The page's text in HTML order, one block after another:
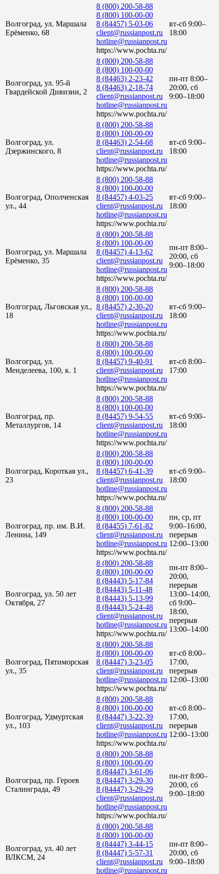
Волгоград, ул. Маршала
Ерёменко, 68
8 (800) 200-58-88
8 (800) 100-00-00
8 (84457) 5-03-06
client@russianpost.ru
hotline@russianpost.ru
https://www.pochta.ru/
вт-сб 9:00–
18:00
Волгоград, ул. 95-й
Гвардейской Дивизии, 2
8 (800) 200-58-88
8 (800) 100-00-00
8 (84463) 2-23-42
8 (84463) 2-18-74
client@russianpost.ru
hotline@russianpost.ru
https://www.pochta.ru/
пн-пт 8:00–
20:00, сб
9:00–18:00
Волгоград, ул.
Дзержинского, 8
8 (800) 200-58-88
8 (800) 100-00-00
8 (84463) 2-54-68
client@russianpost.ru
hotline@russianpost.ru
https://www.pochta.ru/
вт-сб 9:00–
18:00
Волгоград, Ополченская
ул., 44
8 (800) 200-58-88
8 (800) 100-00-00
8 (84457) 4-03-25
client@russianpost.ru
hotline@russianpost.ru
https://www.pochta.ru/
вт-сб 9:00–
18:00
Волгоград, ул. Маршала
Ерёменко, 35
8 (800) 200-58-88
8 (800) 100-00-00
8 (84457) 4-13-62
client@russianpost.ru
hotline@russianpost.ru
https://www.pochta.ru/
пн-пт 8:00–
20:00, сб
9:00–18:00
Волгоград, Льговская ул.,
18
8 (800) 200-58-88
8 (800) 100-00-00
8 (84457) 2-30-20
client@russianpost.ru
hotline@russianpost.ru
https://www.pochta.ru/
вт-сб 9:00–
18:00
Волгоград, ул.
Менделеева, 100, к. 1
8 (800) 200-58-88
8 (800) 100-00-00
8 (84457) 9-40-91
client@russianpost.ru
hotline@russianpost.ru
https://www.pochta.ru/
вт-сб 8:00–
17:00
Волгоград, пр.
Металлургов, 14
8 (800) 200-58-88
8 (800) 100-00-00
8 (84457) 9-54-55
client@russianpost.ru
hotline@russianpost.ru
https://www.pochta.ru/
вт-сб 9:00–
18:00
Волгоград, Короткая ул.,
23
8 (800) 200-58-88
8 (800) 100-00-00
8 (84457) 6-41-39
client@russianpost.ru
hotline@russianpost.ru
https://www.pochta.ru/
вт-сб 9:00–
18:00
Волгоград, пр. им. В.И.
Ленина, 149
8 (800) 200-58-88
8 (800) 100-00-00
8 (84455) 7-61-82
client@russianpost.ru
hotline@russianpost.ru
https://www.pochta.ru/
пн, ср, пт
9:00–16:00,
перерыв
12:00–13:00
Волгоград, ул. 50 лет
Октября, 27
8 (800) 200-58-88
8 (800) 100-00-00
8 (84443) 5-17-84
8 (84443) 5-11-48
8 (84443) 5-13-99
8 (84443) 5-24-48
client@russianpost.ru
hotline@russianpost.ru
https://www.pochta.ru/
пн-пт 8:00–
20:00,
перерыв
13:00–14:00,
сб 9:00–
18:00,
перерыв
13:00–14:00
Волгоград, Пятиморская
ул., 35
8 (800) 200-58-88
8 (800) 100-00-00
8 (84447) 3-23-05
client@russianpost.ru
hotline@russianpost.ru
https://www.pochta.ru/
вт-сб 8:00–
17:00,
перерыв
12:00–13:00
Волгоград, Удмуртская
ул., 103
8 (800) 200-58-88
8 (800) 100-00-00
8 (84447) 3-22-39
client@russianpost.ru
hotline@russianpost.ru
https://www.pochta.ru/
вт-сб 8:00–
17:00,
перерыв
12:00–13:00
Волгоград, пр. Героев
Сталинграда, 49
8 (800) 200-58-88
8 (800) 100-00-00
8 (84447) 3-61-06
8 (84447) 3-29-30
8 (84447) 3-29-29
client@russianpost.ru
hotline@russianpost.ru
https://www.pochta.ru/
пн-пт 8:00–
20:00, сб
9:00–18:00
Волгоград, ул. 40 лет
ВЛКСМ, 24
8 (800) 200-58-88
8 (800) 100-00-00
8 (84447) 3-44-15
8 (84447) 5-57-31
client@russianpost.ru
hotline@russianpost.ru
пн-пт 8:00–
20:00, сб
9:00–18:00